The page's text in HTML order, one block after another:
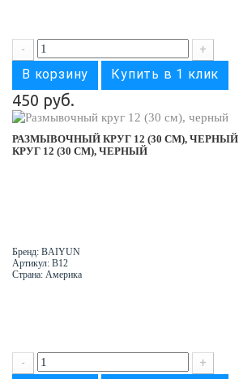
- +
В корзину Купить в 1 клик
450 руб.
РАЗМЫВОЧНЫЙ КРУГ 12 (30 СМ), ЧЕРНЫЙ
КРУГ 12 (30 СМ), ЧЕРНЫЙ
Бренд: BAIYUN
Артикул: B12
Страна: Америка
- +